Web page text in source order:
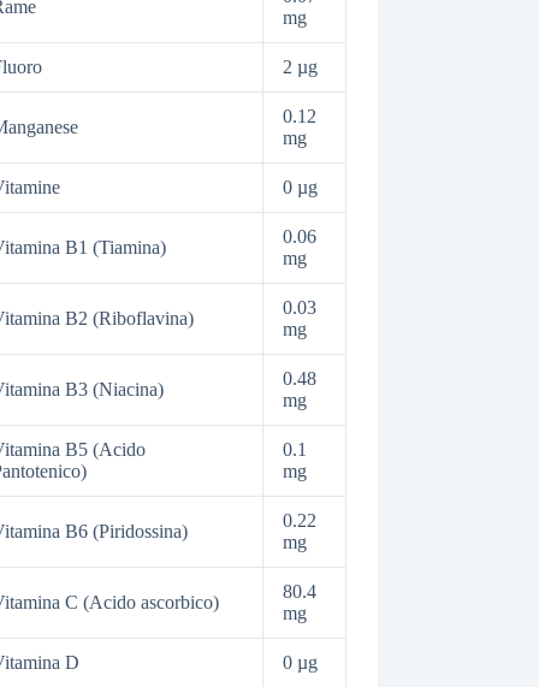
mg
2 µg
0.12
mg
0 µg
B1 (Tiamina)
0.06
mg
B2 (Riboflavina)
0.03
mg
B3 (Niacina)
0.48
mg
B5 (Acido
0.1
mg
B6 (Piridossina)
0.22
mg
C (Acido ascorbico)
80.4
mg
D 0 µg